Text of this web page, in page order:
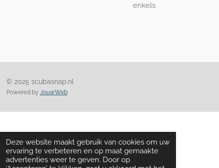
Deze website maakt gebruik van cookies om uw
ervaring te verbeteren en op maat gemaakte
advertenties weer te geven. Door op
enkels
© 2025 scubasnap.nl
Powered by JouwWeb